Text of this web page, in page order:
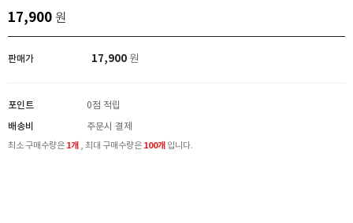
17,900 원
판매가 17,900 원
포인트 0점 적립
배송비
주문시 결제
최소 구매수량은 1개 , 최대 구매수량은 100개 입니다.